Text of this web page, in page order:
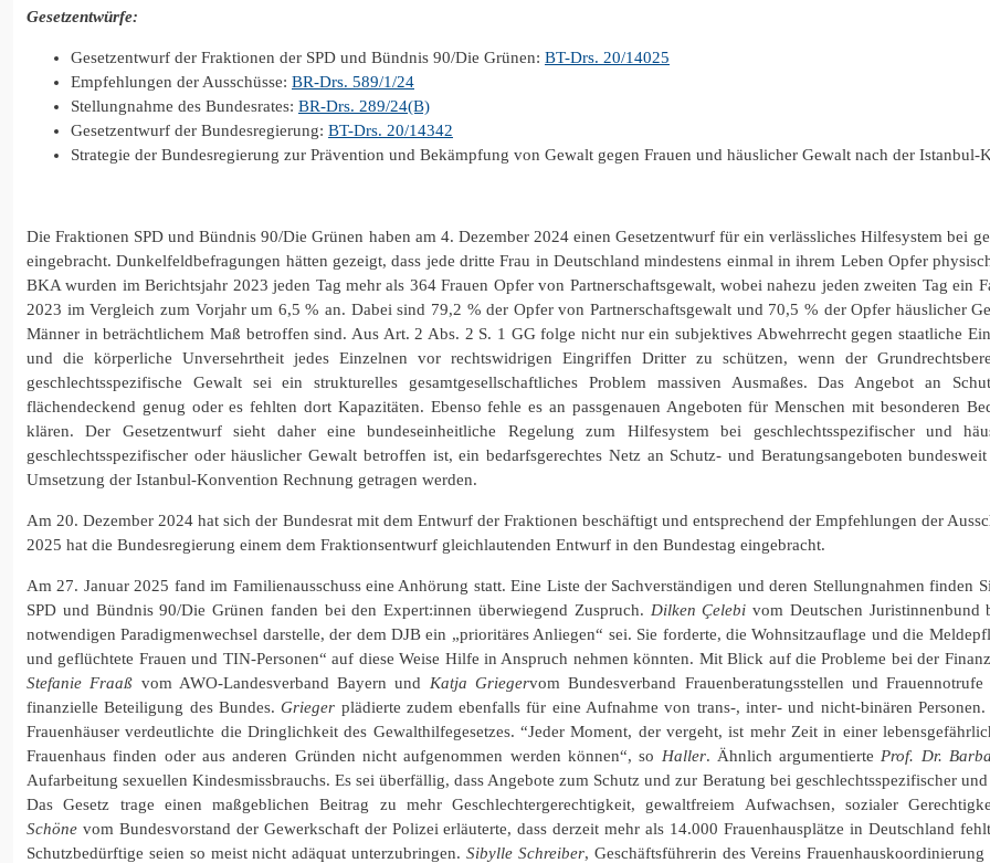
Gesetzentwürfe:
Gesetzentwurf der Fraktionen der SPD und Bündnis 90/Die Grünen: BT-Drs. 20/14025
Empfehlungen der Ausschüsse: BR-Drs. 589/1/24
Stellungnahme des Bundesrates: BR-Drs. 289/24(B)
Gesetzentwurf der Bundesregierung: BT-Drs. 20/14342
Strategie der Bundesregierung zur Prävention und Bekämpfung von Gewalt gegen Frauen und häuslicher Gewalt nach der
Die Fraktionen SPD und Bündnis 90/Die Grünen haben am 4. Dezember 2024 einen Gesetzentwurf für ein verlässliches Hilfesystem bei
eingebracht. Dunkelfeldbefragungen hätten gezeigt, dass jede dritte Frau in Deutschland mindestens einmal in ihrem Leben Opfer
BKA wurden im Berichtsjahr 2023 jeden Tag mehr als 364 Frauen Opfer von Partnerschaftsgewalt, wobei nahezu jeden zweiten Tag
2023 im Vergleich zum Vorjahr um 6,5 % an. Dabei sind 79,2 % der Opfer von Partnerschaftsgewalt und 70,5 % der Opfer häuslicher
Männer in beträchtlichem Maß betroffen sind. Aus Art. 2 Abs. 2 S. 1 GG folge nicht nur ein subjektives Abwehrrecht gegen staatliche
und die körperliche Unversehrtheit jedes Einzelnen vor rechtswidrigen Eingriffen Dritter zu schützen, wenn der
geschlechtsspezifische Gewalt sei ein strukturelles gesamtgesellschaftliches Problem massiven Ausmaßes. Das Angebot an
flächendeckend genug oder es fehlten dort Kapazitäten. Ebenso fehle es an passgenauen Angeboten für Menschen mit besonderen
klären. Der Gesetzentwurf sieht daher eine bundeseinheitliche Regelung zum Hilfesystem bei geschlechtsspezifischer und
geschlechtsspezifischer oder häuslicher Gewalt betroffen ist, ein bedarfsgerechtes Netz an Schutz- und Beratungsangeboten
Umsetzung der Istanbul-Konvention Rechnung getragen werden.
Am 20. Dezember 2024 hat sich der Bundesrat mit dem Entwurf der Fraktionen beschäftigt und entsprechend der Empfehlungen der
2025 hat die Bundesregierung einem dem Fraktionsentwurf gleichlautenden Entwurf in den Bundestag eingebracht.
Am 27. Januar 2025 fand im Familienausschuss eine Anhörung statt. Eine Liste der Sachverständigen und deren Stellungnahmen finden
SPD und Bündnis 90/Die Grünen fanden bei den Expert:innen überwiegend Zuspruch. Dilken Çelebivom Deutschen Juristinnenbund
notwendigen Paradigmenwechsel darstelle, der dem DJB ein „prioritäres Anliegen“ sei. Sie forderte, die Wohnsitzauflage und die
und geflüchtete Frauen und TIN-Personen“ auf diese Weise Hilfe in Anspruch nehmen könnten. Mit Blick auf die Probleme bei der
Stefanie Fraaß vom AWO-Landesverband Bayern und Katja Griegervom Bundesverband Frauenberatungsstellen und
finanzielle Beteiligung des Bundes.Grieger plädierte zudem ebenfalls für eine Aufnahme von trans-, inter- und nicht-binären
Frauenhäuser verdeutlichte die Dringlichkeit des Gewalthilfegesetzes. “Jeder Moment, der vergeht, ist mehr Zeit in einer
Frauenhaus finden oder aus anderen Gründen nicht aufgenommen werden können“, so Haller. Ähnlich argumentierte Prof. Dr.
Aufarbeitung sexuellen Kindesmissbrauchs. Es sei überfällig, dass Angebote zum Schutz und zur Beratung bei geschlechtsspezifischer
Das Gesetz trage einen maßgeblichen Beitrag zu mehr Geschlechtergerechtigkeit, gewaltfreiem Aufwachsen, sozialer
Schöne vom Bundesvorstand der Gewerkschaft der Polizei erläuterte, dass derzeit mehr als 14.000 Frauenhausplätze in Deutschland
Schutzbedürftige seien so meist nicht adäquat unterzubringen. Sibylle Schreiber, Geschäftsführerin des Vereins